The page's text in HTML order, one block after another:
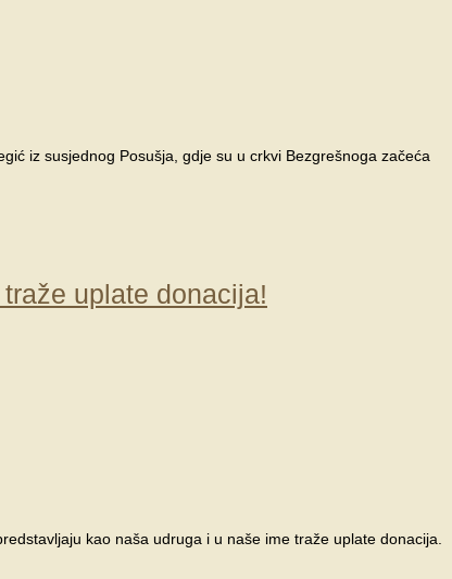
iz susjednog Posušja, gdje su u crkvi Bezgrešnoga začeća
uplate donacija!
kao naša udruga i u naše ime traže uplate donacija.